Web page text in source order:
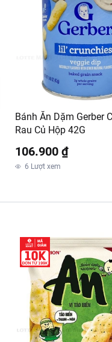
Bánh Ăn Dặm Gerber
Rau Củ Hộp 42G
106.900 ₫
6 Lượt xem